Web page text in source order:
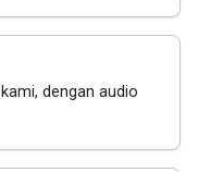
dengan audio